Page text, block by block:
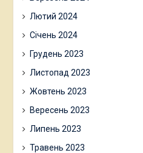
Лютий 2024
Січень 2024
Грудень 2023
Листопад 2023
Жовтень 2023
Вересень 2023
Липень 2023
Травень 2023